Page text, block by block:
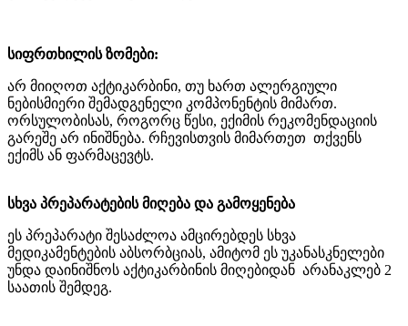
სიფრთხილის ზომები:
არ მიიღოთ აქტიკარბინი, თუ ხართ ალერგიული
ნებისმიერი შემადგენელი კომპონენტის მიმართ.
ორსულობისას, როგორც წესი, ექიმის რეკომენდაციის
გარეშე არ ინიშნება. რჩევისთვის მიმართეთ თქვენს
ექიმს ან ფარმაცევტს.
სხვა პრეპარატების მიღება და გამოყენება
ეს პრეპარატი შესაძლოა ამცირებდეს სხვა
მედიკამენტების აბსორბციას, ამიტომ ეს უკანასკნელები
უნდა დაინიშნოს აქტიკარბინის მიღებიდან არანაკლებ 2
საათის შემდეგ.